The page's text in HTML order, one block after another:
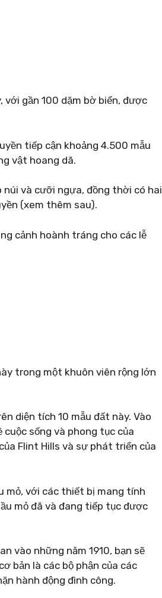
gần 100 dặm bờ biển, được
tiếp cận khoảng 4.500 mẫu
vật hoang dã.
núi và cưỡi ngựa, đồng thời có hai
(xem thêm sau).
cảnh hoành tráng cho các lễ
trong một khuôn viên rộng lớn
diện tích 10 mẫu đất này. Vào
sống và phong tục của
Flint Hills và sự phát triển của
mỏ, với các thiết bị mang tính
mỏ đã và đang tiếp tục được
vào những năm 1910, bạn sẽ
bản là các bộ phận của các
hành động đình công.